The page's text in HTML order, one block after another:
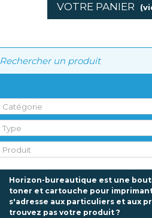
VOTRE PANIER
Horizon-bureautique est une
toner et cartouche pour
s'adresse aux particuliers et aux
trouvez pas votre produit ?